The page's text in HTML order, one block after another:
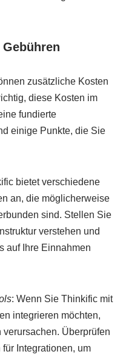
zusätzliche Kosten
diese Kosten im
fundierte
einige Punkte, die Sie
bietet verschiedene
an, die möglicherweise
sind. Stellen Sie
verstehen und
auf Ihre Einnahmen
: Wenn Sie Thinkific mit
integrieren möchten,
Überprüfen
Integrationen, um